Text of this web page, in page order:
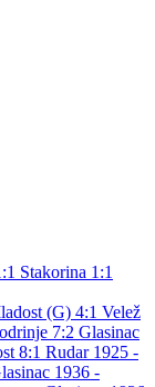
Stakorina 1:1
(G) 4:1 Velež
7:2 Glasinac
8:1 Rudar 1925 -
1936 -